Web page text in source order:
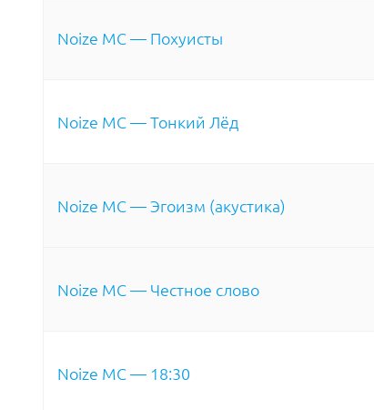
Noize MC — 18:30
Noize MC — Честное слово
Noize MC — Эгоизм (акустика)
Noize MC — Похуисты
Noize MC — Тонкий Лёд